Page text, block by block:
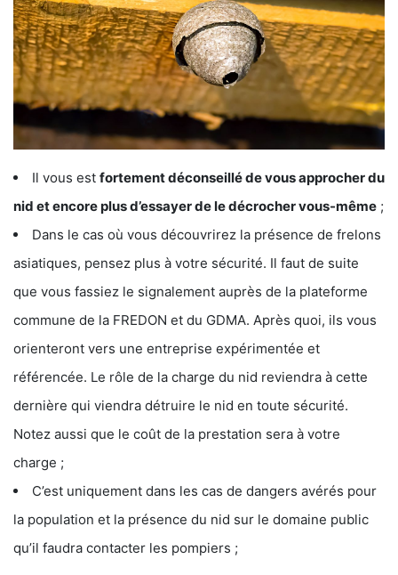
Il vous est fortement déconseillé de vous approcher du
nid et encore plus d’essayer de le décrocher vous-même ;
Dans le cas où vous découvrirez la présence de frelons
asiatiques, pensez plus à votre sécurité. Il faut de suite
que vous fassiez le signalement auprès de la plateforme
commune de la FREDON et du GDMA. Après quoi, ils vous
orienteront vers une entreprise expérimentée et
référencée. Le rôle de la charge du nid reviendra à cette
dernière qui viendra détruire le nid en toute sécurité.
Notez aussi que le coût de la prestation sera à votre
charge ;
C’est uniquement dans les cas de dangers avérés pour
la population et la présence du nid sur le domaine public
qu’il faudra contacter les pompiers ;